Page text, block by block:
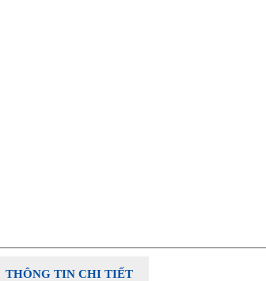
THÔNG TIN CHI TIẾT